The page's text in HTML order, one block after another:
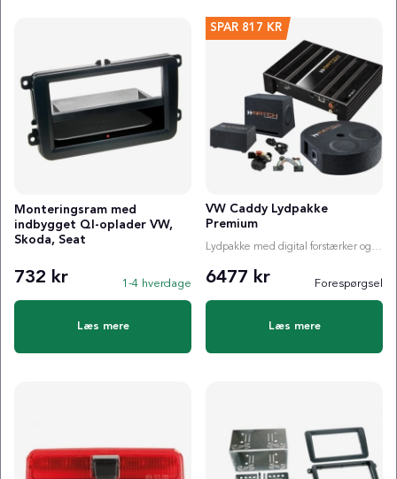
Monteringsram med
indbygget QI-oplader VW,
Skoda, Seat
732 kr 1-4 hverdage
Læs mere
SPAR 817 KR
VW Caddy Lydpakke
Premium
Lydpakke med digital forstærker og valgfri subwoofer
6477 kr Forespørgsel
Læs mere